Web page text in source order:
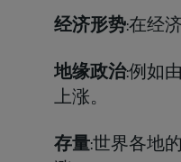
经济形势:在经
地缘政治:例如
上涨。
存量:世界各地